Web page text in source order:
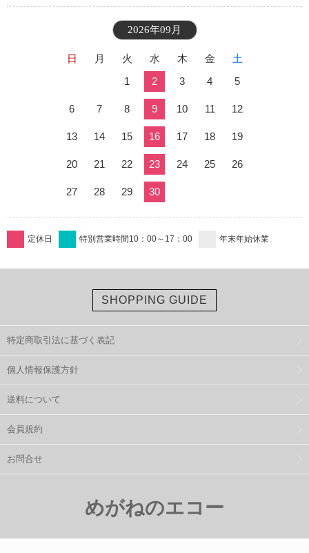
2026年09月
日 月 火 水 木 金
土
1
2 3 4 5
6 7 8 9 10 11 12
13 14 15 16 17 18 19
20 21 22 23 24 25 26
27 28 29 30
定休日 特別営業時間10：00～17：00 年末年始休業
SHOPPING GUIDE
特定商取引法に基づく表記
個人情報保護方針
送料について
会員規約
お問合せ
めがねのエコー